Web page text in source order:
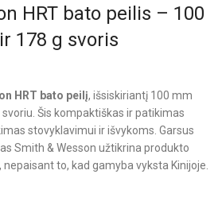
HRT bato peilis – 100
178 g svoris
HRT bato peilį, išsiskiriantį 100 mm
Šis kompaktiškas ir patikimas
stovyklavimui ir išvykoms. Garsus
Smith & Wesson užtikrina produkto
to, kad gamyba vyksta Kinijoje.